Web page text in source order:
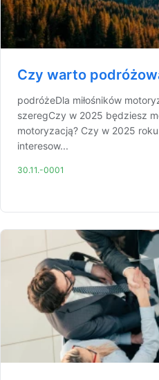
Czy warto
podróżeDla miłośników
szeregCzy w 2025 będziesz
motoryzacją? Czy w 2025
interesow...
30.11.-0001